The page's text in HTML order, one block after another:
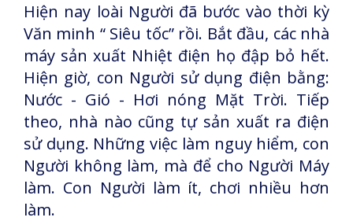
Hiện nay loài Người đã bước vào thời kỳ
Văn minh “ Siêu tốc” rồi. Bắt đầu, các nhà
máy sản xuất Nhiệt điện họ đập bỏ hết.
Hiện giờ, con Người sử dụng điện bằng:
Nước - Gió - Hơi nóng Mặt Trời. Tiếp
theo, nhà nào cũng tự sản xuất ra điện
sử dụng. Những việc làm nguy hiểm, con
Người không làm, mà để cho Người Máy
làm. Con Người làm ít, chơi nhiều hơn
làm.